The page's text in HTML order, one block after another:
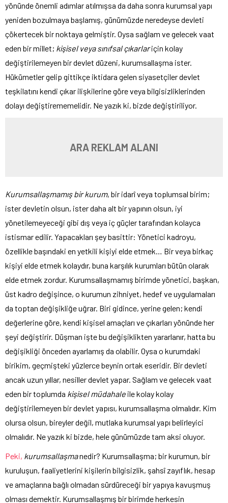
yönünde önemli adımlar atılmışsa da daha sonra kurumsal yapı
yeniden bozulmaya başlamış, günümüzde neredeyse devleti
çökertecek bir noktaya gelmiştir. Oysa sağlam ve gelecek vaat
eden bir millet; kişisel veya sınıfsal çıkarlariçin kolay
değiştirilemeyen bir devlet düzeni, kurumsallaşma ister.
Hükümetler gelip gittikçe iktidara gelen siyasetçiler devlet
teşkilatını kendi çıkar ilişkilerine göre veya bilgisizliklerinden
dolayı değiştirememelidir. Ne yazık ki, bizde değiştiriliyor.
ARA REKLAM ALANI
Kurumsallaşmamış bir kurum, bir idarî veya toplumsal birim;
ister devletin olsun, ister daha alt bir yapının olsun, iyi
yönetilemeyeceği gibi dış veya iç güçler tarafından kolayca
istismar edilir. Yapacakları şey basittir: Yönetici kadroyu,
özellikle başındaki en yetkili kişiyi elde etmek… Bir veya birkaç
kişiyi elde etmek kolaydır, buna karşılık kurumları bütün olarak
elde etmek zordur. Kurumsallaşmamış birimde yönetici, başkan,
üst kadro değişince, o kurumun zihniyet, hedef ve uygulamaları
da toptan değişikliğe uğrar. Biri gidince, yerine gelen; kendi
değerlerine göre, kendi kişisel amaçları ve çıkarları yönünde her
şeyi değiştirir. Düşman işte bu değişiklikten yararlanır, hatta bu
değişikliği önceden ayarlamış da olabilir. Oysa o kurumdaki
birikim, geçmişteki yüzlerce beynin ortak eseridir. Bir devleti
ancak uzun yıllar, nesiller devlet yapar. Sağlam ve gelecek vaat
eden bir toplumda kişisel müdahale ile kolay kolay
değiştirilemeyen bir devlet yapısı, kurumsallaşma olmalıdır. Kim
olursa olsun, bireyler değil, mutlaka kurumsal yapı belirleyici
olmalıdır. Ne yazık ki bizde, hele günümüzde tam aksi oluyor.
Peki, kurumsallaşmanedir? Kurumsallaşma; bir kurumun, bir
kuruluşun, faaliyetlerini kişilerin bilgisizlik, şahsî zayıflık, hesap
ve amaçlarına bağlı olmadan sürdüreceği bir yapıya kavuşmuş
olması demektir. Kurumsallaşmış bir birimde herkesin